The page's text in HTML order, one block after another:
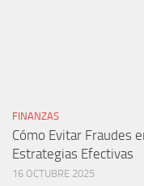
FINANZAS
Cómo Evitar Fraudes
Estrategias Efectivas
16 OCTUBRE 2025